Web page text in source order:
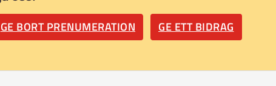
GE BORT PRENUMERATION GE ETT BIDRAG